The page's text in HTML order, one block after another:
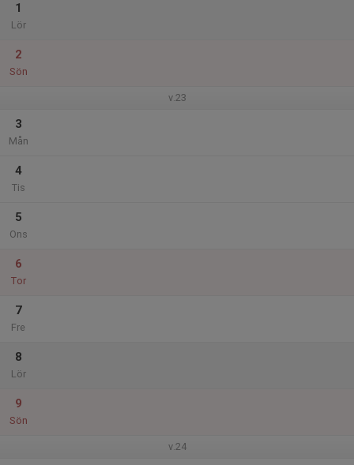
1
Lör
2
Sön
v.23
3
Mån
4
Tis
5
Ons
6
Tor
7
Fre
8
Lör
9
Sön
v.24